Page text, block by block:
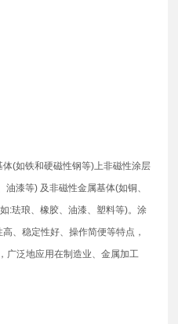
(如铁和硬磁性钢等)上非磁性涂层
漆等) 及非磁性金属基体(如铜、
:珐琅、橡胶、油漆、塑料等)。涂
、稳定性好、操作简便等特点，
广泛地应用在制造业、金属加工